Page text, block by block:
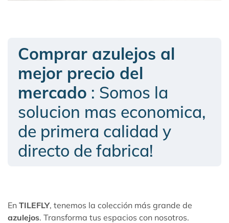
Comprar azulejos al
mejor precio del
mercado : Somos la
solucion mas economica,
de primera calidad y
directo de fabrica!
En TILEFLY, tenemos la colección más grande de
azulejos. Transforma tus espacios con nosotros.